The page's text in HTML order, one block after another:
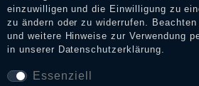
AGB
einzuwilligen und die Einwilligung zu
zu ändern oder zu widerrufen.
und weitere Hinweise zur Verwendung
in unserer Daten­schutz­erklärung.
Essenziell